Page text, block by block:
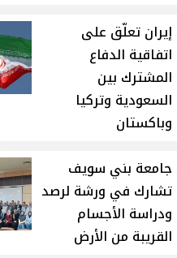
إيران تعلّق على
اتفاقية الدفاع
المشترك بين
السعودية وتركيا
وباكستان
جامعة بني سويف
تشارك في ورشة لرصد
ودراسة الأجسام
القريبة من الأرض